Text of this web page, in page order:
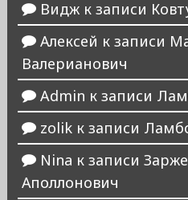
Виджк записи
Алексей к записи
Валерианович
Admin к записи
zolikк записи
Nina к записи
Аполлонович